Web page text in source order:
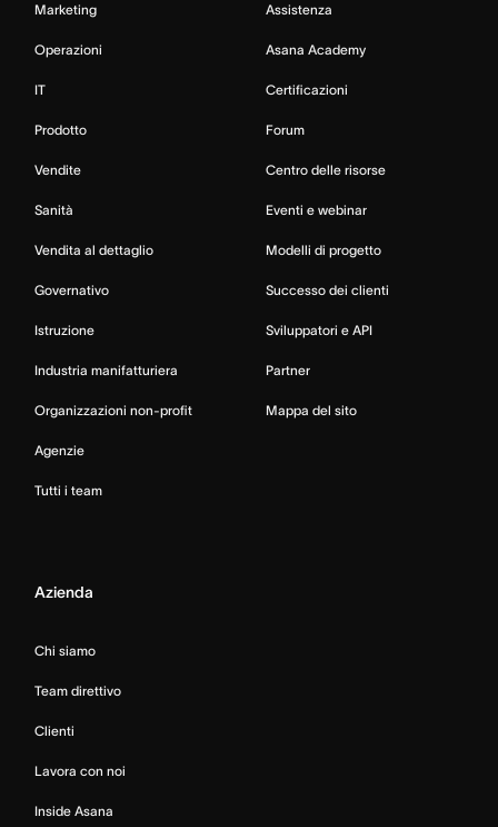
Marketing
Operazioni
IT
Prodotto
Vendite
Sanità
Vendita al dettaglio
Governativo
Istruzione
Industria manifatturiera
Organizzazioni non-profit
Agenzie
Tutti i team
Assistenza
Asana Academy
Certificazioni
Forum
Centro delle risorse
Eventi e webinar
Modelli di progetto
Successo dei clienti
Sviluppatori e API
Partner
Mappa del sito
Azienda
Chi siamo
Team direttivo
Clienti
Lavora con noi
Inside Asana